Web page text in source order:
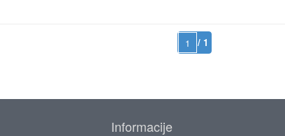
/ 1
Informacije